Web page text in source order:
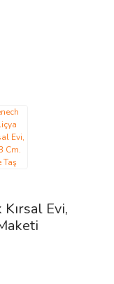
Evi,